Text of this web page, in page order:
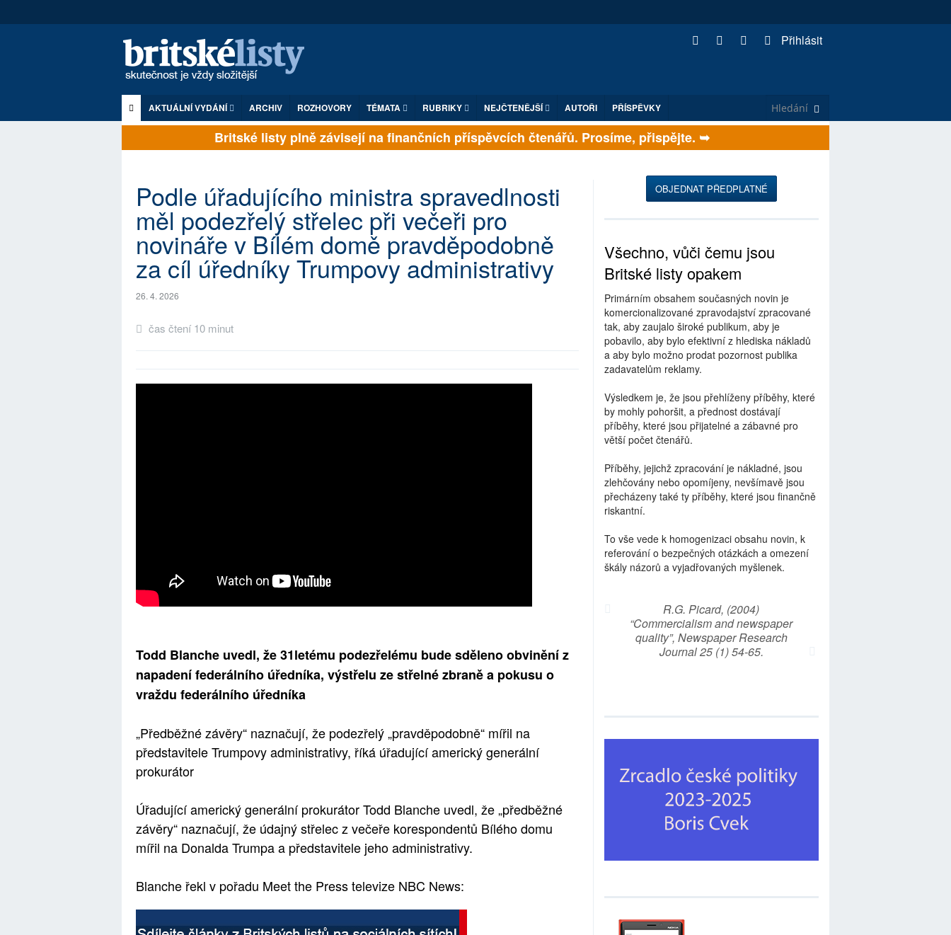
Přihlásit
AKTUÁLNÍ VYDÁNÍ ARCHIV ROZHOVORY TÉMATA RUBRIKY NEJČTENĚJŠÍ AUTOŘI PŘÍSPĚVKY
Britské listy plně závisejí na finančních příspěvcích čtenářů. Prosíme, přispějte. ➥
Podle úřadujícího ministra spravedlnosti
měl podezřelý střelec při večeři pro
novináře v Bílém domě pravděpodobně
za cíl úředníky Trumpovy administrativy
26. 4. 2026
čas čtení 10 minut
Todd Blanche uvedl, že 31letému podezřelému bude sděleno obvinění z
napadení federálního úředníka, výstřelu ze střelné zbraně a pokusu o
vraždu federálního úředníka
„Předběžné závěry“ naznačují, že podezřelý „pravděpodobně“ mířil na
představitele Trumpovy administrativy, říká úřadující americký generální
prokurátor
Úřadující americký generální prokurátor Todd Blanche uvedl, že „předběžné
závěry“ naznačují, že údajný střelec z večeře korespondentů Bílého domu
mířil na Donalda Trumpa a představitele jeho administrativy.
Blanche řekl v pořadu Meet the Press televize NBC News:
OBJEDNAT PŘEDPLATNÉ
Všechno, vůči čemu jsou
Britské listy opakem
Primárním obsahem současných novin je
komercionalizované zpravodajství zpracované
tak, aby zaujalo široké publikum, aby je
pobavilo, aby bylo efektivní z hlediska nákladů
a aby bylo možno prodat pozornost publika
zadavatelům reklamy.
Výsledkem je, že jsou přehlíženy příběhy, které
by mohly pohoršit, a přednost dostávají
příběhy, které jsou přijatelné a zábavné pro
větší počet čtenářů.
Příběhy, jejichž zpracování je nákladné, jsou
zlehčovány nebo opomíjeny, nevšímavě jsou
přecházeny také ty příběhy, které jsou finančně
riskantní.
To vše vede k homogenizaci obsahu novin, k
referování o bezpečných otázkách a omezení
škály názorů a vyjadřovaných myšlenek.
R.G. Picard, (2004)
“Commercialism and newspaper
quality”, Newspaper Research
Journal 25 (1) 54-65.